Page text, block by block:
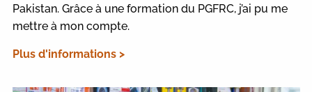
Pakistan. Grâce à une formation du PGFRC, j’ai pu me
mettre à mon compte.
Plus d'informations >